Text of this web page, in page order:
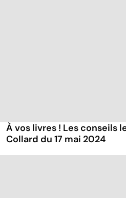
À vos livres ! Les conseils
Collard du 17 mai 2024